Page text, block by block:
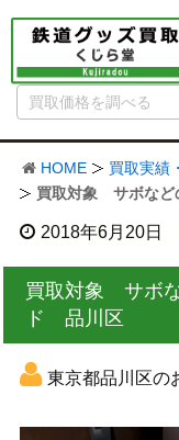
HOME
買取実績
買取対象 サボなど
2018年6月20日
買取対象 サボ
ド 品川区
東京都品川区の